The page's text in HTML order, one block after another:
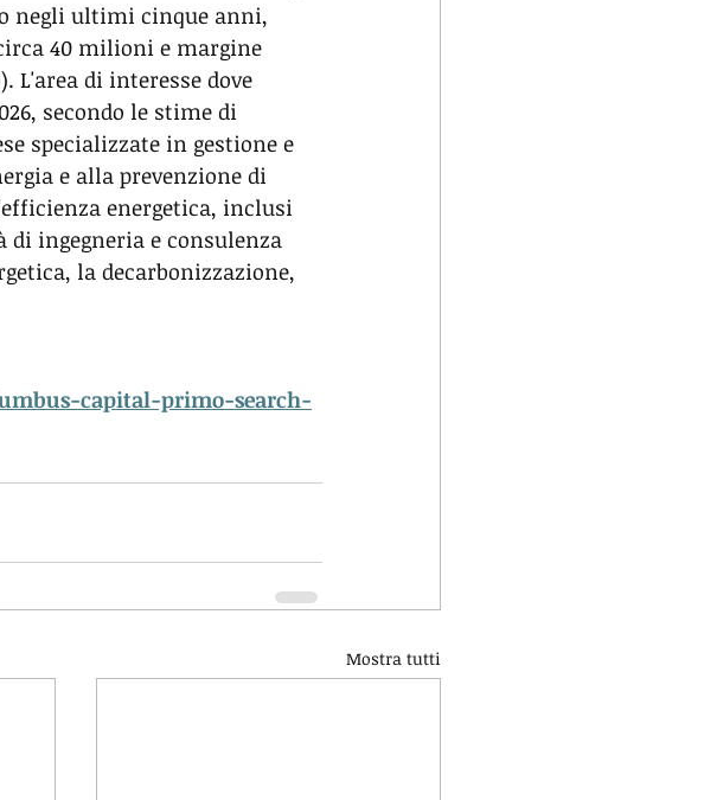
negli ultimi cinque anni,
40 milioni e margine
L'area di interesse dove
secondo le stime di
specializzate in gestione e
e alla prevenzione di
energetica, inclusi
di ingegneria e consulenza
la decarbonizzazione,
capital-primo-search-
Mostra tutti